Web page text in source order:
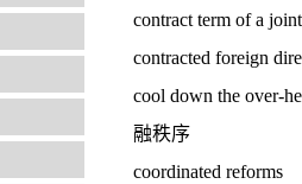
contract term of a
contracted foreign
cool down the over-
融秩序
coordinated